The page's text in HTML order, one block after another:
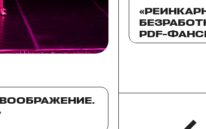
PDF-
ДРАМА ОБ